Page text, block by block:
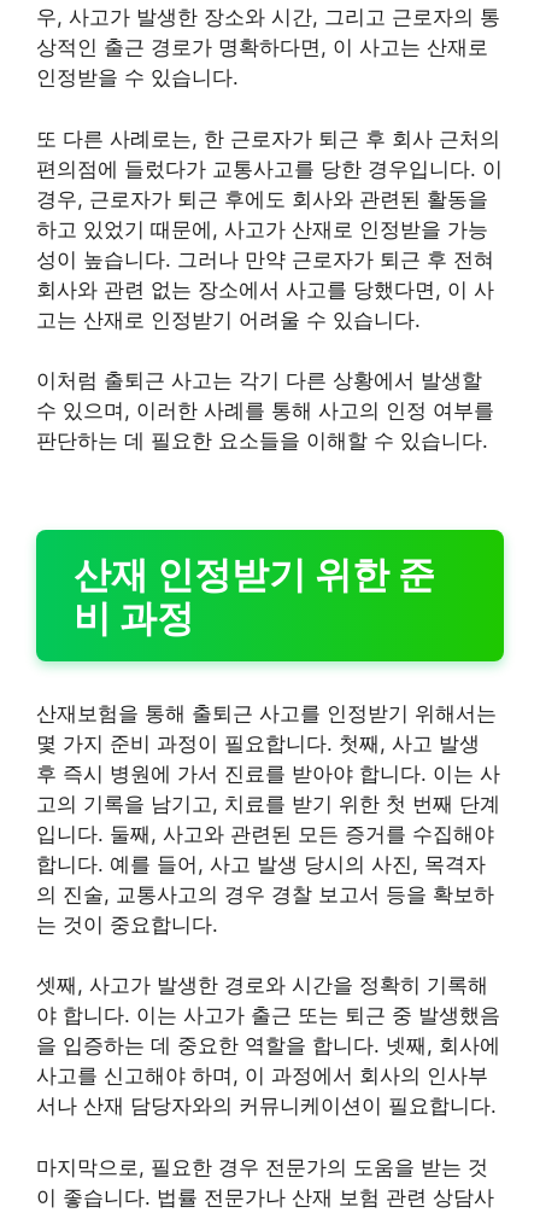
우, 사고가 발생한 장소와 시간, 그리고 근로자의 통
상적인 출근 경로가 명확하다면, 이 사고는 산재로
인정받을 수 있습니다.
또 다른 사례로는, 한 근로자가 퇴근 후 회사 근처의
편의점에 들렀다가 교통사고를 당한 경우입니다. 이
경우, 근로자가 퇴근 후에도 회사와 관련된 활동을
하고 있었기 때문에, 사고가 산재로 인정받을 가능
성이 높습니다. 그러나 만약 근로자가 퇴근 후 전혀
회사와 관련 없는 장소에서 사고를 당했다면, 이 사
고는 산재로 인정받기 어려울 수 있습니다.
이처럼 출퇴근 사고는 각기 다른 상황에서 발생할
수 있으며, 이러한 사례를 통해 사고의 인정 여부를
판단하는 데 필요한 요소들을 이해할 수 있습니다.
산재 인정받기 위한 준
비 과정
산재보험을 통해 출퇴근 사고를 인정받기 위해서는
몇 가지 준비 과정이 필요합니다. 첫째, 사고 발생
후 즉시 병원에 가서 진료를 받아야 합니다. 이는 사
고의 기록을 남기고, 치료를 받기 위한 첫 번째 단계
입니다. 둘째, 사고와 관련된 모든 증거를 수집해야
합니다. 예를 들어, 사고 발생 당시의 사진, 목격자
의 진술, 교통사고의 경우 경찰 보고서 등을 확보하
는 것이 중요합니다.
셋째, 사고가 발생한 경로와 시간을 정확히 기록해
야 합니다. 이는 사고가 출근 또는 퇴근 중 발생했음
을 입증하는 데 중요한 역할을 합니다. 넷째, 회사에
사고를 신고해야 하며, 이 과정에서 회사의 인사부
서나 산재 담당자와의 커뮤니케이션이 필요합니다.
마지막으로, 필요한 경우 전문가의 도움을 받는 것
이 좋습니다. 법률 전문가나 산재 보험 관련 상담사